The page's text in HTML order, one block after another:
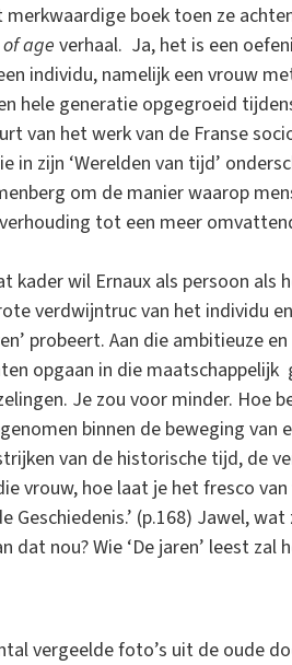
boek toen ze
ageverhaal. Ja, het is een
individu, namelijk een vrouw
hele generatie opgegroeid
van het werk van de Franse
in zijn ‘Werelden van tijd’
om de manier waarop
tot een meer
kader wil Ernaux als persoon als
verdwijntruc van het individu
probeert. Aan die ambitieuze
opgaan in die maatschappelijk
Je zou voor minder. Hoe
binnen de beweging van
van de historische tijd, de
vrouw, hoe laat je het fresco
Geschiedenis.’ (p.168) Jawel,
nou? Wie ‘De jaren’ leest zal
vergeelde foto’s uit de oude